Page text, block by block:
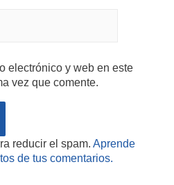
electrónico y web en este
vez que comente.
reducir el spam. Aprende
de tus comentarios.